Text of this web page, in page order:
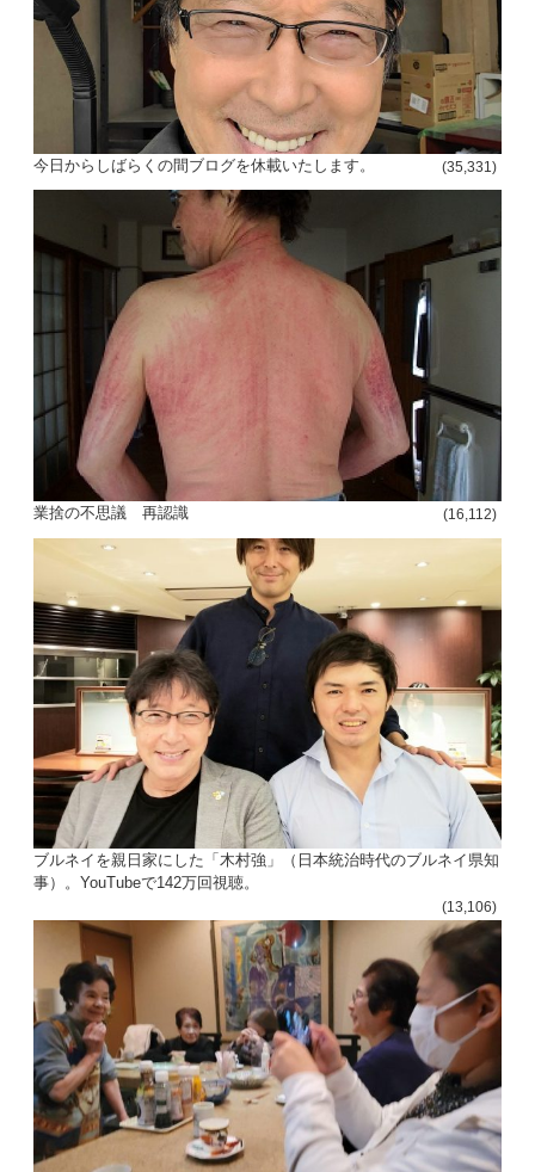
今日からしばらくの間ブログを休載いたします。 (35,331)
業捨の不思議 再認識 (16,112)
ブルネイを親日家にした「木村強」（日本統治時代のブルネイ県知
事）。YouTubeで142万回視聴。
(13,106)